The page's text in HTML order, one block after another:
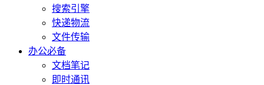
搜索引擎
快递物流
文件传输
办公必备
文档笔记
即时通讯